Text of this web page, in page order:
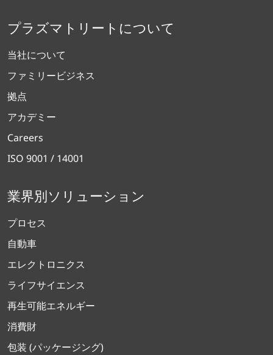
プラズマトリートについて
当社について
ファミリービジネス
拠点
アカデミー
Careers
ISO 9001 / 14001
業界別ソリューション
プロセス
自動車
エレクトロニクス
ライフサイエンス
再生可能エネルギー
消費財
包装 (パッケージング)